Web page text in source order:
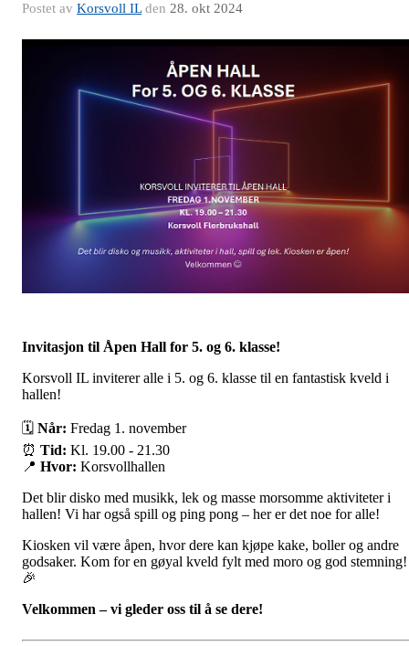
Postet av Korsvoll ILden 28. okt 2024
Invitasjon til Åpen Hall for 5. og 6. klasse!
Korsvoll IL inviterer alle i 5. og 6. klasse til en fantastisk kveld i
hallen!
🗓 Når: Fredag 1. november
⏰ Tid: Kl. 19.00 - 21.30
📍 Hvor: Korsvollhallen
Det blir disko med musikk, lek og masse morsomme aktiviteter i
hallen! Vi har også spill og ping pong – her er det noe for alle!
Kiosken vil være åpen, hvor dere kan kjøpe kake, boller og andre
godsaker. Kom for en gøyal kveld fylt med moro og god stemning!
🎉
Velkommen – vi gleder oss til å se dere!